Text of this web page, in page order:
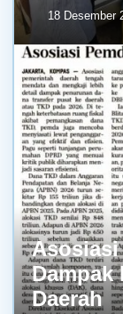
18 Desember
Asosiasi
Dampak
Daerah